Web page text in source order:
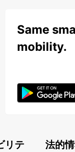
Same
mobility.
リテ
法的